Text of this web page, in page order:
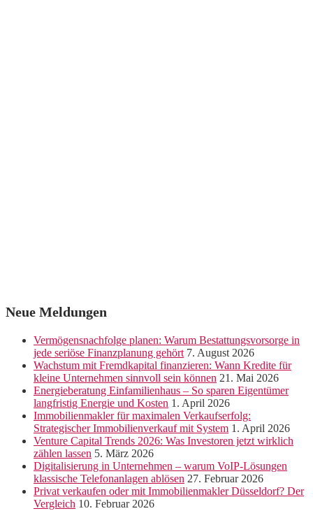
Neue Meldungen
Vermögensnachfolge planen: Warum Bestattungsvorsorge in
jede seriöse Finanzplanung gehört 7. August 2026
Wachstum mit Fremdkapital finanzieren: Wann Kredite für
kleine Unternehmen sinnvoll sein können 21. Mai 2026
Energieberatung Einfamilienhaus – So sparen Eigentümer
langfristig Energie und Kosten 1. April 2026
Immobilienmakler für maximalen Verkaufserfolg:
Strategischer Immobilienverkauf mit System 1. April 2026
Venture Capital Trends 2026: Was Investoren jetzt wirklich
zählen lassen 5. März 2026
Digitalisierung in Unternehmen – warum VoIP-Lösungen
klassische Telefonanlagen ablösen 27. Februar 2026
Privat verkaufen oder mit Immobilienmakler Düsseldorf? Der
Vergleich 10. Februar 2026